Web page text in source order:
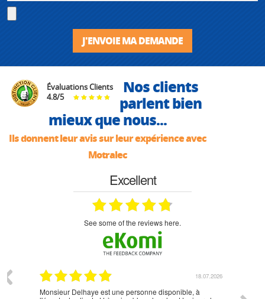
J'ENVOIE MA DEMANDE
Évaluations Clients
4.8/5
Nos clients
parlent bien
mieux que nous...
Ils donnent leur avis sur leur expérience avec
Motralec
Excellent
see some of the reviews here.
18.07.2026
Monsieur Delhaye est une personne disponible, à